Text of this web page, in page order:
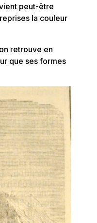
peut-être
la couleur
retrouve en
que ses formes